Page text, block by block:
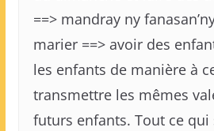
==> mandray ny
marier ==> avoir des
les enfants de manière à
transmettre les mêmes
futurs enfants. Tout ce qui